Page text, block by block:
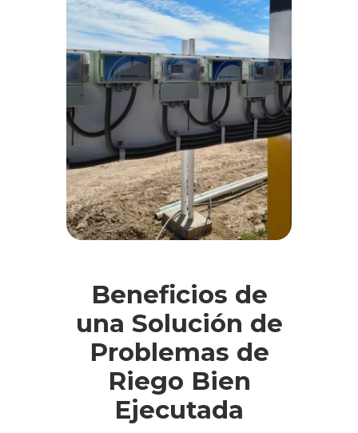
Beneficios de
una Solución de
Problemas de
Riego Bien
Ejecutada